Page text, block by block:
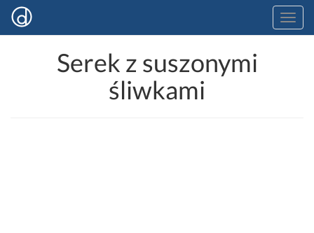
Serek z suszonymi
śliwkami